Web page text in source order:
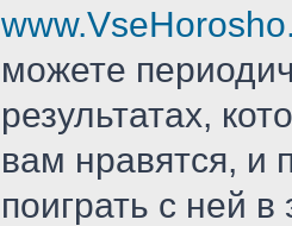
можете
результатах,
вам нравятся, и
поиграть с ней